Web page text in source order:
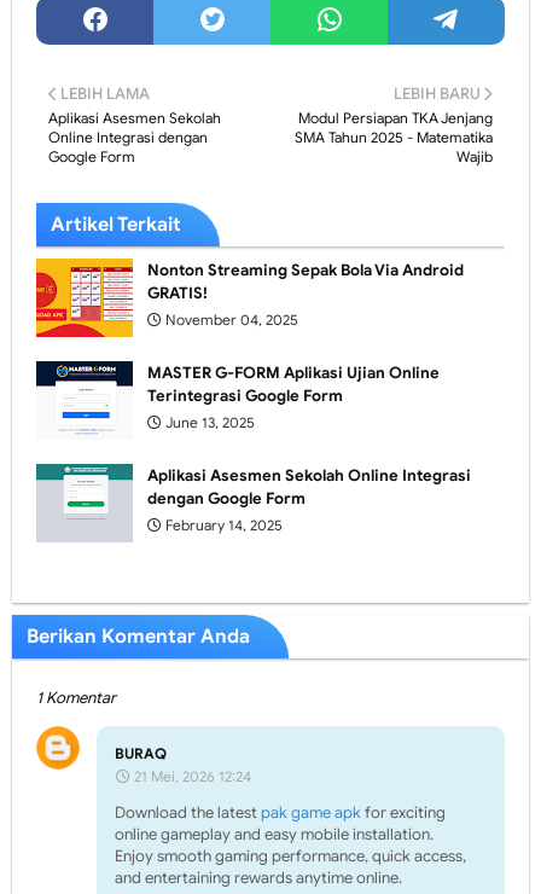
LEBIH BARU
Modul Persiapan TKA Jenjang
SMA Tahun 2025 - Matematika
Wajib
LEBIH LAMA
Aplikasi Asesmen Sekolah
Online Integrasi dengan
Google Form
Artikel Terkait
Nonton Streaming Sepak Bola Via Android
GRATIS!
November 04, 2025
MASTER G-FORM Aplikasi Ujian Online
Terintegrasi Google Form
June 13, 2025
Aplikasi Asesmen Sekolah Online Integrasi
dengan Google Form
February 14, 2025
Berikan Komentar Anda
1 Komentar
BURAQ
21 Mei, 2026 12:24
Download the latestpak game apkfor exciting
online gameplay and easy mobile installation.
Enjoy smooth gaming performance, quick access,
and entertaining rewards anytime online.